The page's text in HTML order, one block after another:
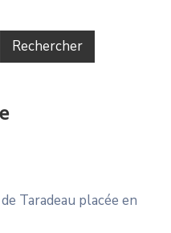
Taradeau placée en